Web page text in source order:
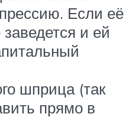
Если её
и ей
шприца (так
прямо в